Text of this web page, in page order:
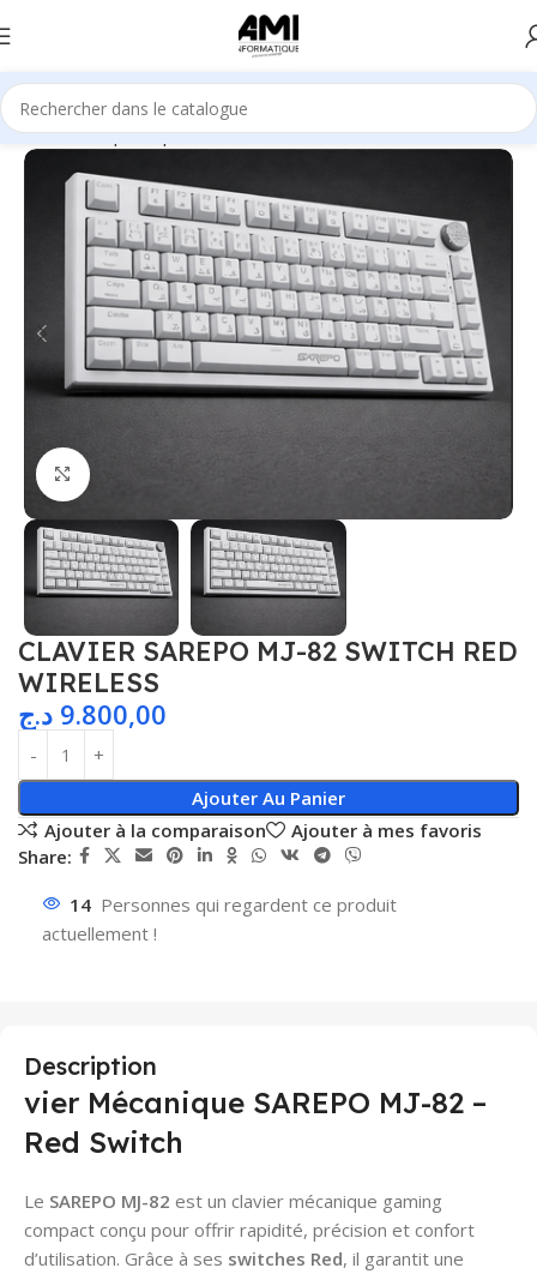
Accueil Périphériques Claviers
Agrandir
CLAVIER SAREPO MJ-82 SWITCH RED
WIRELESS
9.800,00 د.ج
Ajouter Au Panier
Ajouter à la comparaison
Ajouter à mes favoris
Share:
14 Personnes qui regardent ce produit
actuellement !
Description
vier Mécanique SAREPO MJ-82 –
Red Switch
Le SAREPO MJ-82 est un clavier mécanique gaming
compact conçu pour offrir rapidité, précision et confort
d’utilisation. Grâce à ses switches Red, il garantit une